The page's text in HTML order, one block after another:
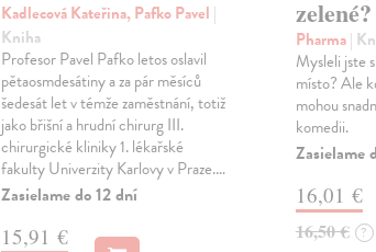
Kadlecová Kateřina, Pafko Pavel |
Kniha
Profesor Pavel Pafko letos oslavil
pětaosmdesátiny a za pár měsíců
šedesát let v témže zaměstnání, totiž
jako břišní a hrudní chirurg III.
chirurgické kliniky 1. lékařské
fakulty Univerzity Karlovy v Praze.…
Zasielame do 12 dní
15,91 €
zelené?
Pharma|
Mysleli jste
místo? Ale
mohou
komedii.
Zasielame
16,01 €
16,50 € ?